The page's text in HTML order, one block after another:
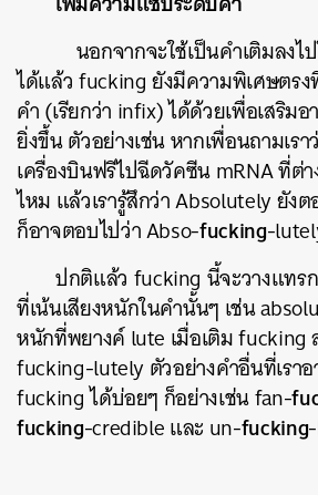
นอกจากจะใช้เป็นคำเติมลงไ
ได้แล้ว fucking ยังมีความพิเศษตร
คำ (เรียกว่า infix) ได้ด้วยเพื่อเสริม
ยิ่งขึ้น ตัวอย่างเช่น หากเพื่อนถามเร
เครื่องบินฟรีไปฉีดวัคซีน mRNA ที่ต่า
ไหม แล้วเรารู้สึกว่า Absolutely ยังต
ก็อาจตอบไปว่า Abso-fucking-
ปกติแล้ว fucking นี้จะวางแทร
ที่เน้นเสียงหนักในคำนั้นๆ เช่น
หนักที่พยางค์ lute เมื่อเติม fucking
fucking-lutely ตัวอย่างคำอื่นที่เรา
fucking ได้บ่อยๆ ก็อย่างเช่น fan-
fucking-credible และ un-fucking